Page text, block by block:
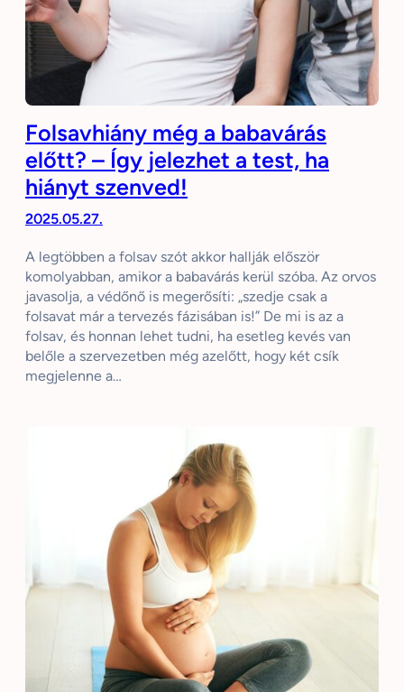
Folsavhiány még a babavárás
előtt? – Így jelezhet a test, ha
hiányt szenved!
2025.05.27.
A legtöbben a folsav szót akkor hallják először
komolyabban, amikor a babavárás kerül szóba. Az orvos
javasolja, a védőnő is megerősíti: „szedje csak a
folsavat már a tervezés fázisában is!” De mi is az a
folsav, és honnan lehet tudni, ha esetleg kevés van
belőle a szervezetben még azelőtt, hogy két csík
megjelenne a…